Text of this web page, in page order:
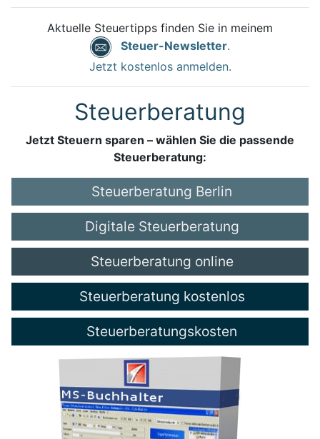
Aktuelle Steuertipps finden Sie in meinem
Steuer-Newsletter.
Jetzt kostenlos anmelden.
Steuerberatung
Jetzt Steuern sparen – wählen Sie die passende
Steuerberatung:
Steuerberatung Berlin
Digitale Steuerberatung
Steuerberatung online
Steuerberatung kostenlos
Steuerberatungskosten